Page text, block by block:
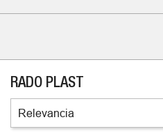
RADO PLAST
Relevancia